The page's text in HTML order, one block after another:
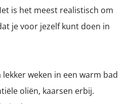
is het meest realistisch om
je voor jezelf kunt doen in
lekker weken in een warm bad
oliën, kaarsen erbij.